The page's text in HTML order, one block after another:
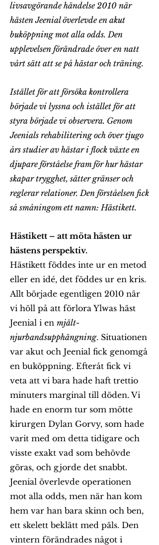
livsavgörande händelse 2010 när
hästen Jeenial överlevde en akut
buköppning mot alla odds. Den
upplevelsen förändrade över en natt
vårt sätt att se på hästar och träning.
Istället för att försöka kontrollera
började vi lyssna och istället för att
styra började vi observera. Genom
Jeenials rehabilitering och över tjugo
års studier av hästar i flock växte en
djupare förståelse fram för hur hästar
skapar trygghet, sätter gränser och
reglerar relationer. Den förståelsen fick
så småningom ett namn: Hästikett.
Hästikett – att möta hästen ur
hästens perspektiv.
Hästikett föddes inte ur en metod
eller en idé, det föddes ur en kris.
Allt började egentligen 2010 när
vi höll på att förlora Ylwas häst
Jeenial i en mjält-
njurbandsupphängning. Situationen
var akut och Jeenial fick genomgå
en buköppning. Efteråt fick vi
veta att vi bara hade haft trettio
minuters marginal till döden. Vi
hade en enorm tur som mötte
kirurgen Dylan Gorvy, som hade
varit med om detta tidigare och
visste exakt vad som behövde
göras, och gjorde det snabbt.
Jeenial överlevde operationen
mot alla odds, men när han kom
hem var han bara skinn och ben,
ett skelett beklätt med päls. Den
vintern förändrades något i